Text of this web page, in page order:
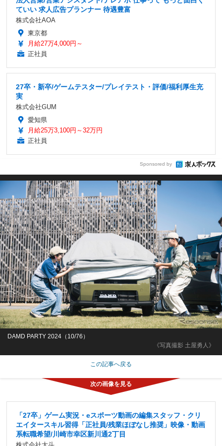
ていい 求人広告プランナー 待遇豊富
株式会社AOA
東京都
月給27万4,000円～
正社員
27卒・新卒/ゲームテスター/プレイテスト・評価/福利厚生充
実
株式会社GUM
愛知県
月給25万3,100円～32万円
正社員
Sponsored by
《写真撮影 土屋勇人》
DAMD PARTY 2024（10/76）
この記事へ戻る
「27卒」ゲーム実況・eスポーツ動画の編集スタッフ・クリ
エイタースキル習得「正社員/残業ほぼなし推奨」映像・動画
系転職希望/川崎市幸区新川通2丁目